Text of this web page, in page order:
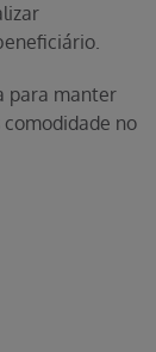
para manter
comodidade no